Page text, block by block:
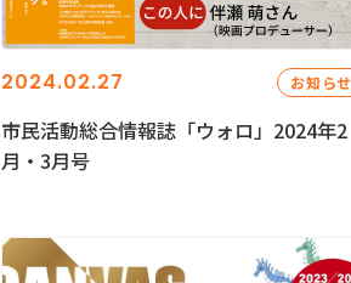
2024.02.27 お知らせ
市民活動総合情報誌「ウォロ」2024年2
月・3月号